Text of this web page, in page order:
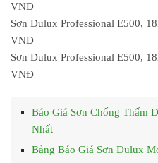
VNĐ
Sơn Dulux Professional E500,
VNĐ
Sơn Dulux Professional E500,
VNĐ
Báo Giá Sơn Chống Thấm
Nhất
Bảng Báo Giá Sơn Dulux